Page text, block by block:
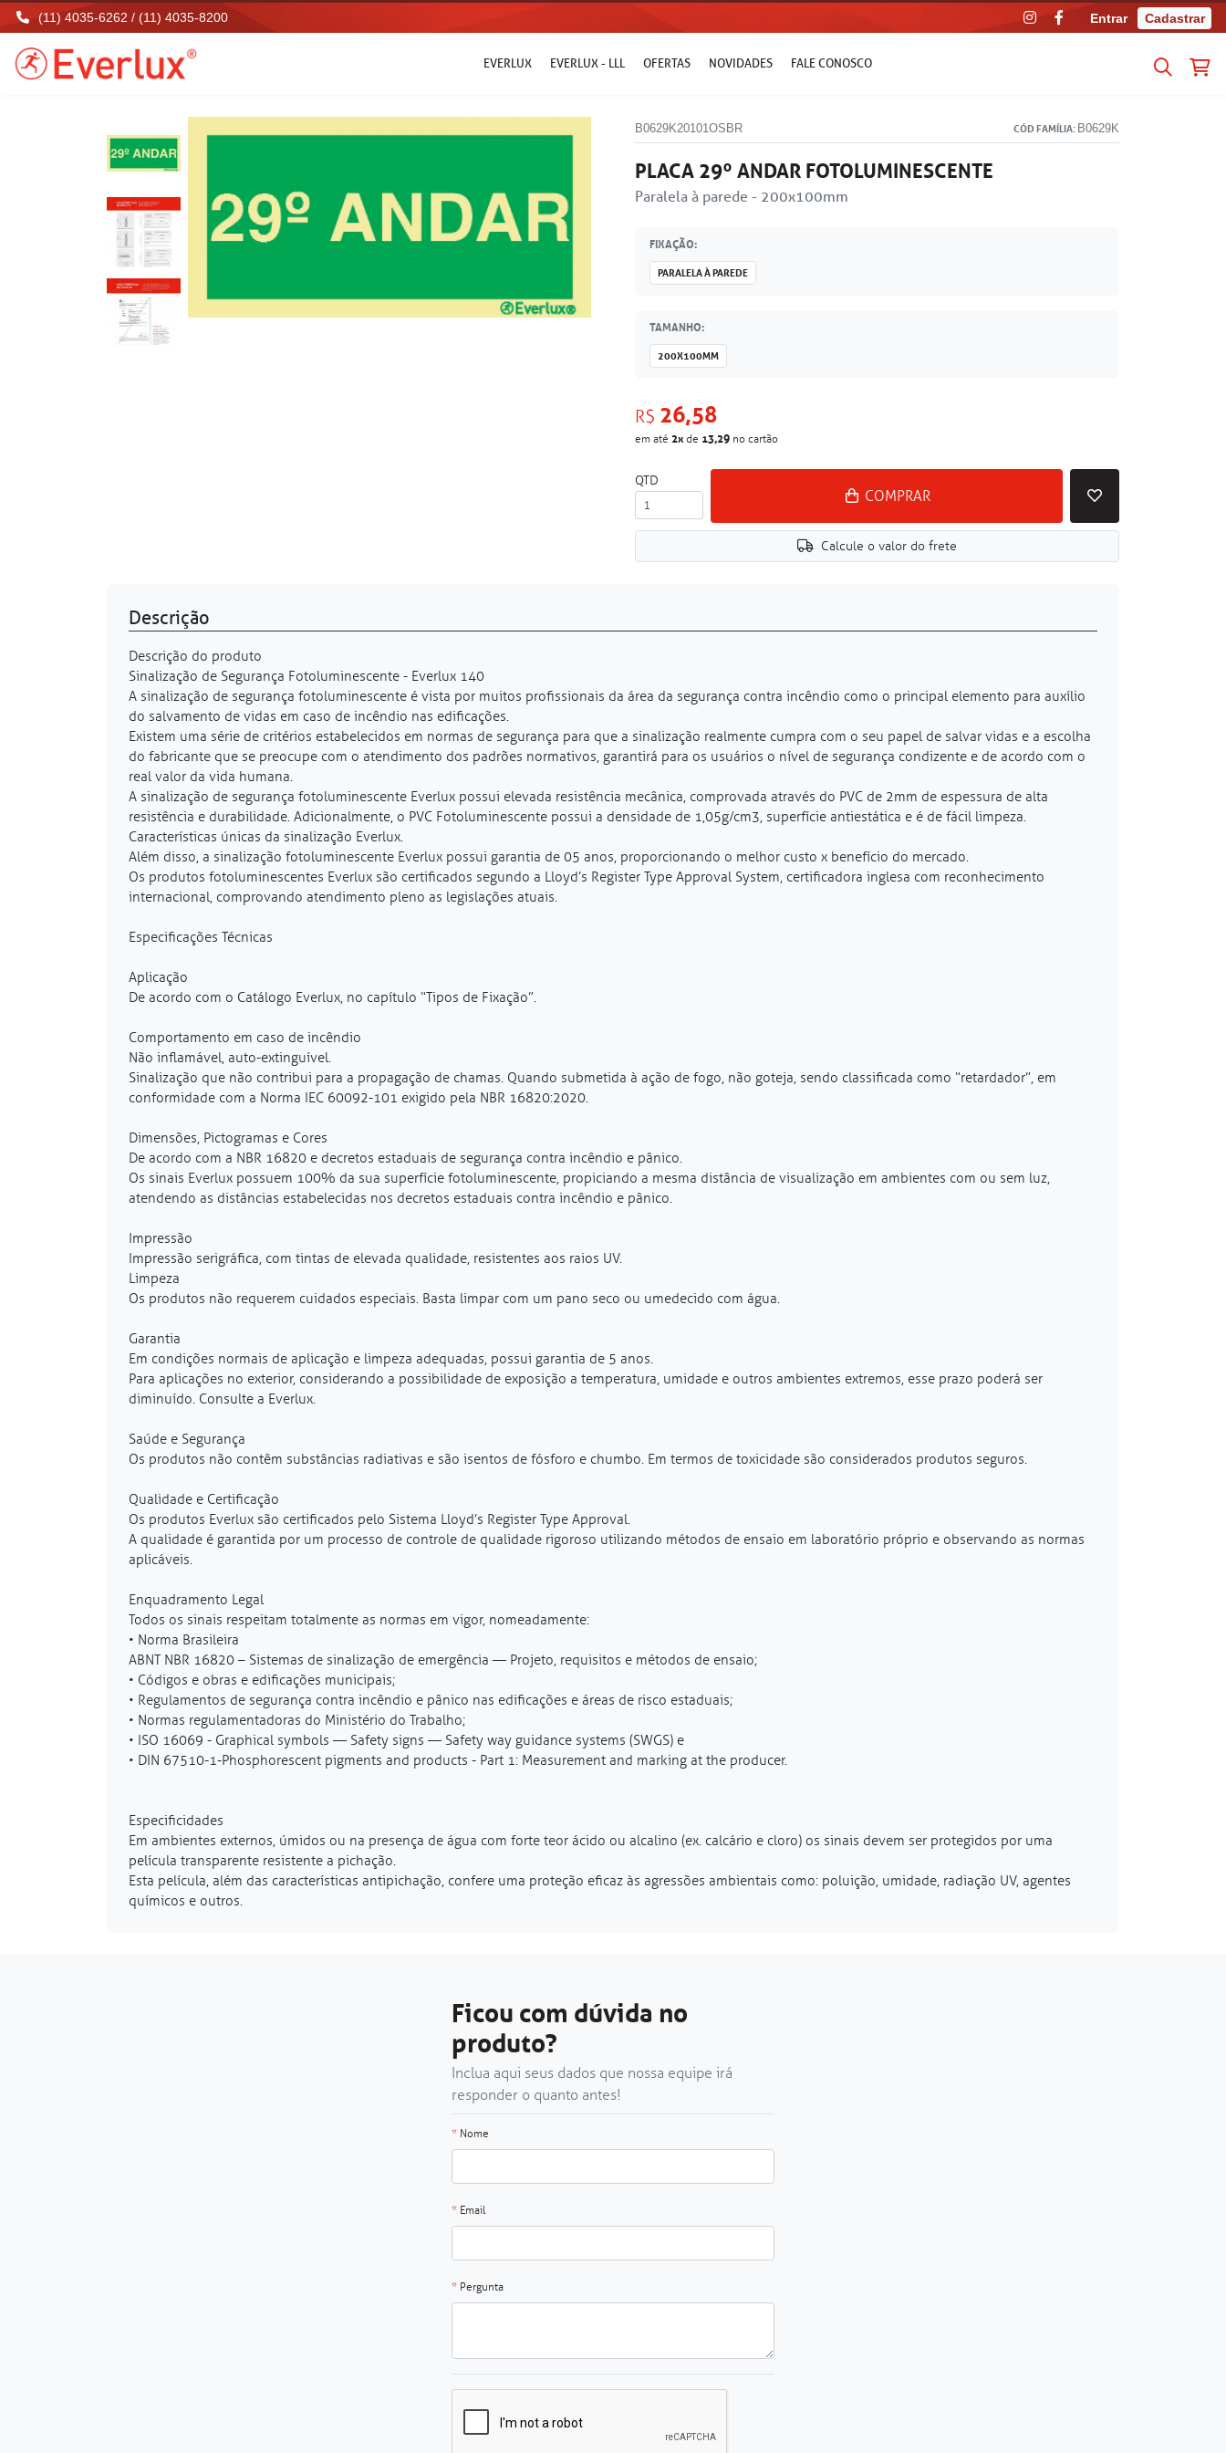
(11) 4035-6262 / (11) 4035-8200 Entrar Cadastrar
EVERLUX EVERLUX - LLL OFERTAS NOVIDADES FALE CONOSCO
B0629K20101OSBR CÓD FAMÍLIA: B0629K
PLACA 29º ANDAR FOTOLUMINESCENTE
Paralela à parede - 200x100mm
FIXAÇÃO:
PARALELA À PAREDE
TAMANHO:
200X100MM
R$ 26,58
em até 2x de 13,29 no cartão
QTD
COMPRAR
Calcule o valor do frete
Descrição
Descrição do produto
Sinalização de Segurança Fotoluminescente - Everlux 140
A sinalização de segurança fotoluminescente é vista por muitos profissionais da área da segurança contra incêndio como o principal elemento para auxílio
do salvamento de vidas em caso de incêndio nas edificações.
Existem uma série de critérios estabelecidos em normas de segurança para que a sinalização realmente cumpra com o seu papel de salvar vidas e a escolha
do fabricante que se preocupe com o atendimento dos padrões normativos, garantirá para os usuários o nível de segurança condizente e de acordo com o
real valor da vida humana.
A sinalização de segurança fotoluminescente Everlux possui elevada resistência mecânica, comprovada através do PVC de 2mm de espessura de alta
resistência e durabilidade. Adicionalmente, o PVC Fotoluminescente possui a densidade de 1,05g/cm3, superfície antiestática e é de fácil limpeza.
Características únicas da sinalização Everlux.
Além disso, a sinalização fotoluminescente Everlux possui garantia de 05 anos, proporcionando o melhor custo x benefício do mercado.
Os produtos fotoluminescentes Everlux são certificados segundo a Lloyd’s Register Type Approval System, certificadora inglesa com reconhecimento
internacional, comprovando atendimento pleno as legislações atuais.
Especificações Técnicas
Aplicação
De acordo com o Catálogo Everlux, no capítulo “Tipos de Fixação”.
Comportamento em caso de incêndio
Não inflamável, auto-extinguível.
Sinalização que não contribui para a propagação de chamas. Quando submetida à ação de fogo, não goteja, sendo classificada como “retardador”, em
conformidade com a Norma IEC 60092-101 exigido pela NBR 16820:2020.
Dimensões, Pictogramas e Cores
De acordo com a NBR 16820 e decretos estaduais de segurança contra incêndio e pânico.
Os sinais Everlux possuem 100% da sua superfície fotoluminescente, propiciando a mesma distância de visualização em ambientes com ou sem luz,
atendendo as distâncias estabelecidas nos decretos estaduais contra incêndio e pânico.
Impressão
Impressão serigráfica, com tintas de elevada qualidade, resistentes aos raios UV.
Limpeza
Os produtos não requerem cuidados especiais. Basta limpar com um pano seco ou umedecido com água.
Garantia
Em condições normais de aplicação e limpeza adequadas, possui garantia de 5 anos.
Para aplicações no exterior, considerando a possibilidade de exposição a temperatura, umidade e outros ambientes extremos, esse prazo poderá ser
diminuído. Consulte a Everlux.
Saúde e Segurança
Os produtos não contêm substâncias radiativas e são isentos de fósforo e chumbo. Em termos de toxicidade são considerados produtos seguros.
Qualidade e Certificação
Os produtos Everlux são certificados pelo Sistema Lloyd’s Register Type Approval.
A qualidade é garantida por um processo de controle de qualidade rigoroso utilizando métodos de ensaio em laboratório próprio e observando as normas
aplicáveis.
Enquadramento Legal
Todos os sinais respeitam totalmente as normas em vigor, nomeadamente:
• Norma Brasileira
ABNT NBR 16820 – Sistemas de sinalização de emergência — Projeto, requisitos e métodos de ensaio;
• Códigos e obras e edificações municipais;
• Regulamentos de segurança contra incêndio e pânico nas edificações e áreas de risco estaduais;
• Normas regulamentadoras do Ministério do Trabalho;
• ISO 16069 - Graphical symbols — Safety signs — Safety way guidance systems (SWGS) e
• DIN 67510-1-Phosphorescent pigments and products - Part 1: Measurement and marking at the producer.
Especificidades
Em ambientes externos, úmidos ou na presença de água com forte teor ácido ou alcalino (ex. calcário e cloro) os sinais devem ser protegidos por uma
película transparente resistente a pichação.
Esta película, além das características antipichação, confere uma proteção eficaz às agressões ambientais como: poluição, umidade, radiação UV, agentes
químicos e outros.
Ficou com dúvida no
produto?
Inclua aqui seus dados que nossa equipe irá
responder o quanto antes!
* Nome
* Email
* Pergunta